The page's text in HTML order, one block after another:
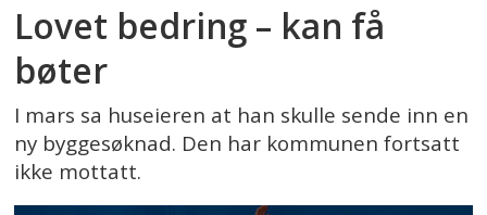
Lovet bedring – kan få
bøter
I mars sa huseieren at han skulle sende inn en
ny byggesøknad. Den har kommunen fortsatt
ikke mottatt.